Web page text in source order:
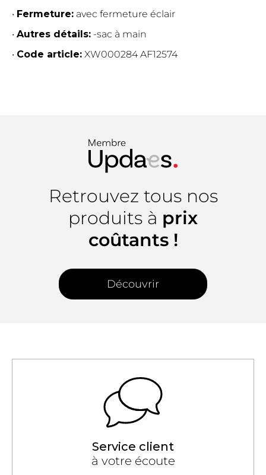
• Fermeture: avec fermeture éclair
• Autres détails: -sac à main
• Code article: XW000284 AF12574
Retrouvez tous nos
produits à prix
coûtants !
Découvrir
Service client
à votre écoute